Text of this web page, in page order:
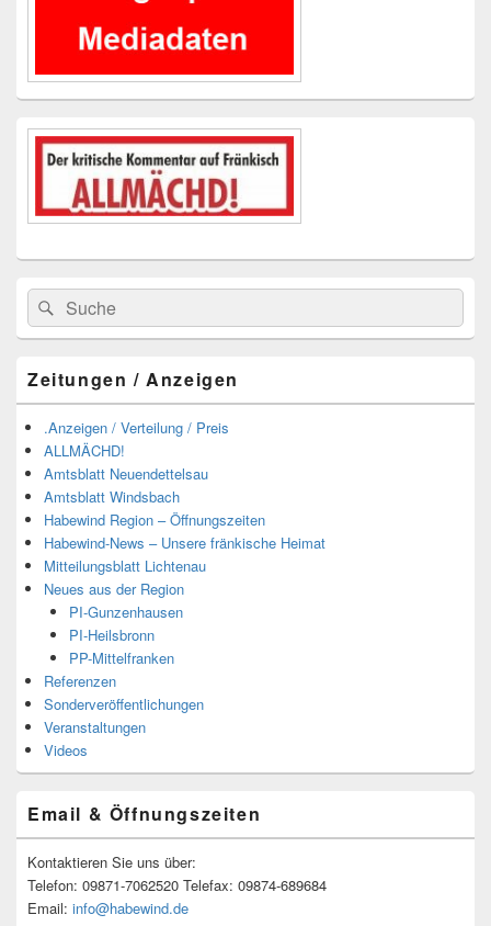
Suchen
nach:
Suchen
Zeitungen / Anzeigen
.Anzeigen / Verteilung / Preis
ALLMÄCHD!
Amtsblatt Neuendettelsau
Amtsblatt Windsbach
Habewind Region – Öffnungszeiten
Habewind-News – Unsere fränkische Heimat
Mitteilungsblatt Lichtenau
Neues aus der Region
PI-Gunzenhausen
PI-Heilsbronn
PP-Mittelfranken
Referenzen
Sonderveröffentlichungen
Veranstaltungen
Videos
Email & Öffnungszeiten
Kontaktieren Sie uns über:
Telefon: 09871-7062520 Telefax: 09874-689684
Email: info@habewind.de